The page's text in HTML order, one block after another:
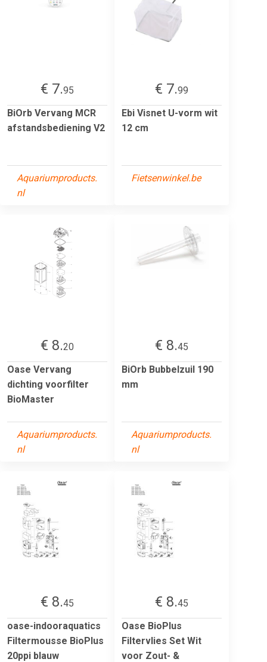
€ 7.95
BiOrb Vervang MCR
afstandsbediening V2
Aquariumproducts.
nl
€ 7.99
Ebi Visnet U-vorm wit
12 cm
Fietsenwinkel.be
€ 8.20
Oase Vervang
dichting voorfilter
BioMaster
Aquariumproducts.
nl
€ 8.45
BiOrb Bubbelzuil 190
mm
Aquariumproducts.
nl
€ 8.45
oase-indooraquatics
Filtermousse BioPlus
20ppi blauw
€ 8.45
Oase BioPlus
Filtervlies Set Wit
voor Zout- &